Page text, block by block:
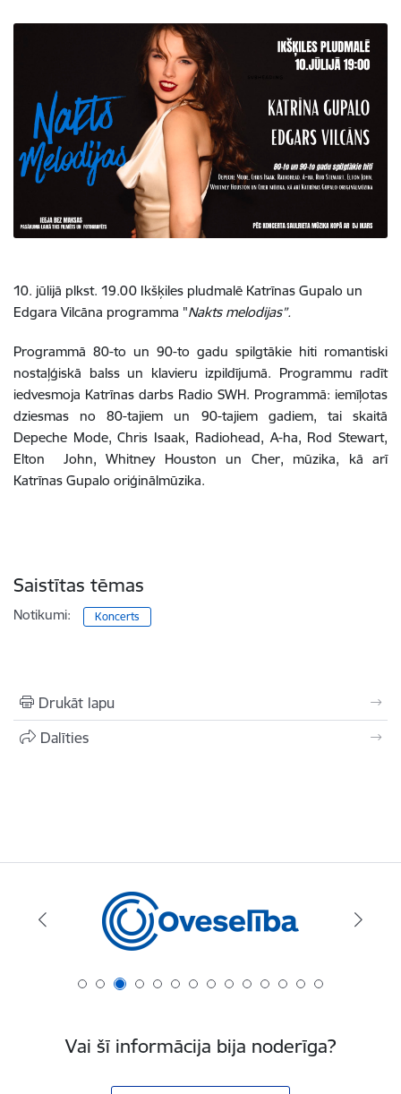
10. jūlijā plkst. 19.00 Ikšķiles pludmalē Katrīnas Gupalo un
Edgara Vilcāna programma "Nakts melodijas”.
Programmā 80-to un 90-to gadu spilgtākie hiti romantiski
nostaļģiskā balss un klavieru izpildījumā. Programmu radīt
iedvesmoja Katrīnas darbs Radio SWH. Programmā: iemīļotas
dziesmas no 80-tajiem un 90-tajiem gadiem, tai skaitā
Depeche Mode, Chris Isaak, Radiohead, A-ha, Rod Stewart,
Elton John, Whitney Houston un Cher, mūzika, kā arī
Katrīnas Gupalo oriģinālmūzika.
Saistītas tēmas
Notikumi: Koncerts
Drukāt lapu
Dalīties
Vai šī informācija bija noderīga?